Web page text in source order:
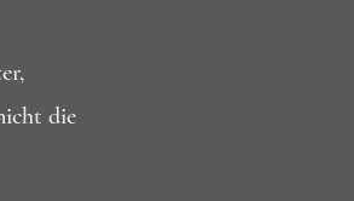
die